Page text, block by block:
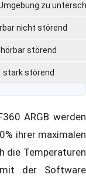
zu
nicht störend
hörbar störend
stark störend
ARGB werden
ihrer maximalen
die Temperaturen
der Software